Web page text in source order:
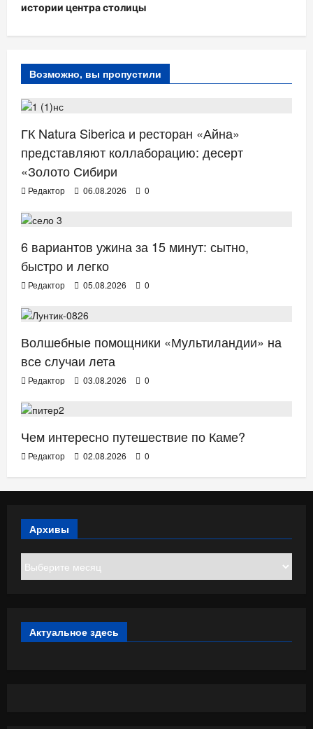
истории центра столицы
Возможно, вы пропустили
КРАСОТА РЕСТОРАНЫ
ГК Natura Siberica и ресторан «Айна»
представляют коллаборацию: десерт
«Золото Сибири
Редактор 06.08.2026
0
6 вариантов ужина за 15 минут: сытно,
быстро и легко
Редактор 05.08.2026
0
Волшебные помощники «Мультиландии» на
все случаи лета
Редактор 03.08.2026
0
Чем интересно путешествие по Каме?
Редактор 02.08.2026 0
Архивы
Актуальное здесь